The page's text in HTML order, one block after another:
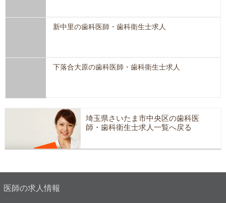
新中里の歯科医師・歯科衛生士求人
下落合大原の歯科医師・歯科衛生士求人
埼玉県さいたま市中央区の歯科医
師・歯科衛生士求人一覧へ戻る
医師の求人情報